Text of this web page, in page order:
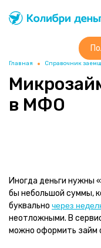
Главная Справочник
в МФО
Иногда деньги нужны
бы небольшой суммы,
буквально через
неотложными. В
можно оформить займ